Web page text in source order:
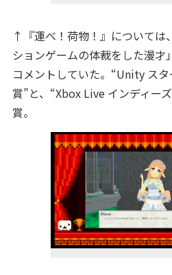
↑『運べ！荷物！』については
ションゲームの体裁をした漫才
コメントしていた。“Unity ス
賞”と、“Xbox Live インディー
賞。